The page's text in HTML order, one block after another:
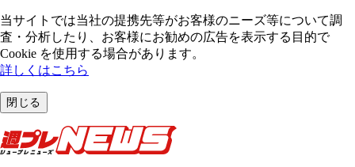
当サイトでは当社の提携先等がお客様のニーズ等について調
査・分析したり、お客様にお勧めの広告を表⽰する⽬的で
Cookie を使⽤する場合があります。
詳しくはこちら
閉じる